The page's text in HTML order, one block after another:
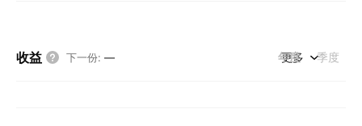
收益 下一份: — 年度 季度
更多